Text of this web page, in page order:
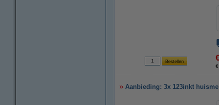
Aanbieding: 3x 123inkt